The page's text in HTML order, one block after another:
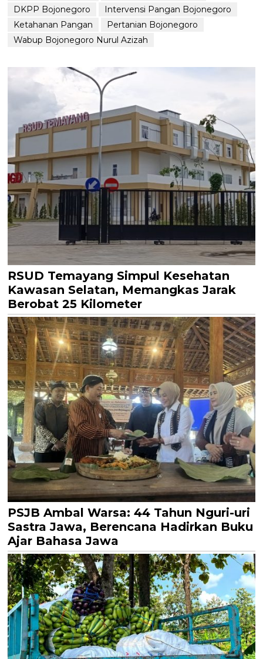
DKPP Bojonegoro
Intervensi Pangan Bojonegoro
Ketahanan Pangan
Pertanian Bojonegoro
Wabup Bojonegoro Nurul Azizah
RSUD Temayang Simpul Kesehatan
Kawasan Selatan, Memangkas Jarak
Berobat 25 Kilometer
PSJB Ambal Warsa: 44 Tahun Nguri-uri
Sastra Jawa, Berencana Hadirkan Buku
Ajar Bahasa Jawa